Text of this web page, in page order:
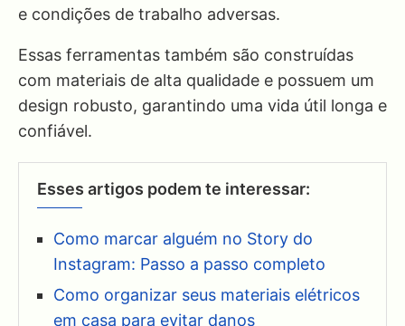
e condições de trabalho adversas.
Essas ferramentas também são construídas
com materiais de alta qualidade e possuem um
design robusto, garantindo uma vida útil longa e
confiável.
Esses artigos podem te interessar:
Como marcar alguém no Story do
Instagram: Passo a passo completo
Como organizar seus materiais elétricos
em casa para evitar danos